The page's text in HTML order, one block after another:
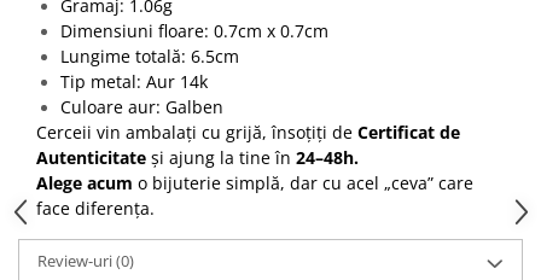
Gramaj: 1.06g
Dimensiuni floare: 0.7cm x 0.7cm
Lungime totală: 6.5cm
Tip metal: Aur 14k
Culoare aur: Galben
Cerceii vin ambalați cu grijă, însoțiți de Certificat de
Autenticitate și ajung la tine în 24–48h.
Alege acum o bijuterie simplă, dar cu acel „ceva” care
face diferența.
Review-uri(0)